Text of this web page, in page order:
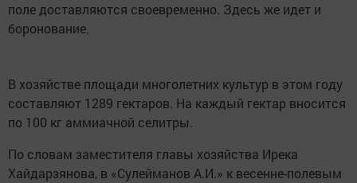
поле доставляются своевременно. Здесь же идет и
боронование.
В хозяйстве площади многолетних культур в этом году
составляют 1289 гектаров. На каждый гектар вносится
по 100 кг аммиачной селитры.
По словам заместителя главы хозяйства Ирека
Хайдарзянова, в «Сулейманов А.И.» к весенне-полевым